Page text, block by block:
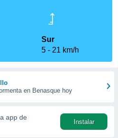
Sur
5
21 km/h
en Benasque hoy
app de
Instalar